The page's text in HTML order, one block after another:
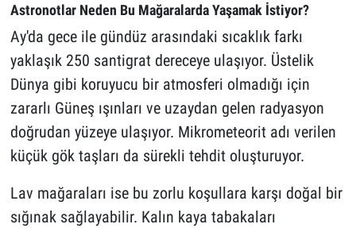
Astronotlar Neden Bu Mağaralarda Yaşamak İstiyor?
Ay'da gece ile gündüz arasındaki sıcaklık farkı
yaklaşık 250 santigrat dereceye ulaşıyor. Üstelik
Dünya gibi koruyucu bir atmosferi olmadığı için
zararlı Güneş ışınları ve uzaydan gelen radyasyon
doğrudan yüzeye ulaşıyor. Mikrometeorit adı verilen
küçük gök taşları da sürekli tehdit oluşturuyor.
Lav mağaraları ise bu zorlu koşullara karşı doğal bir
sığınak sağlayabilir. Kalın kaya tabakaları